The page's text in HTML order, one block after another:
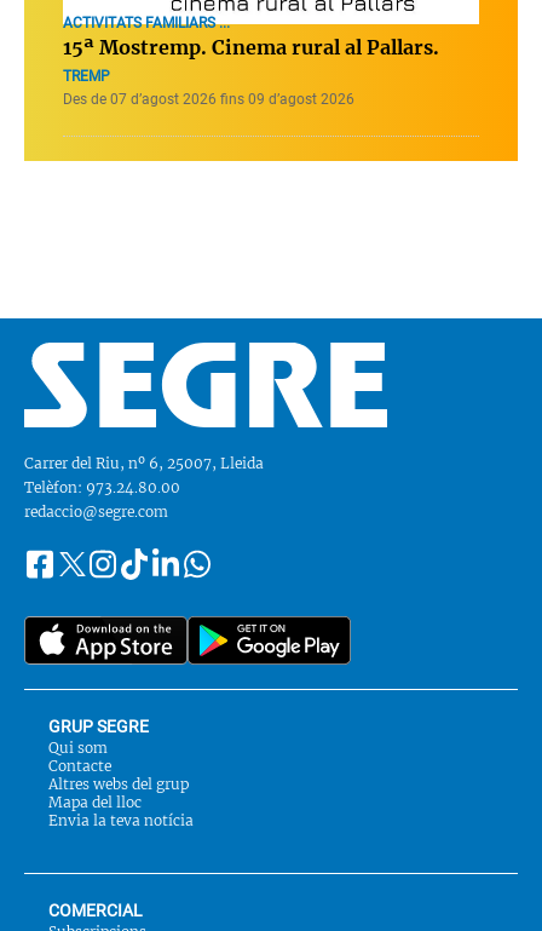
ACTIVITATS FAMILIARS ...
15ª Mostremp. Cinema rural al Pallars.
TREMP
Des de 07 d’agost 2026 fins 09 d’agost 2026
Carrer del Riu, nº 6, 25007, Lleida
Telèfon: 973.24.80.00
redaccio@segre.com
Segueix-
a::
FacebookInstagram
TiktokLinkedinWhatsapp
GRUP SEGRE
Qui som
Contacte
Altres webs del grup
Mapa del lloc
Envia la teva notícia
COMERCIAL